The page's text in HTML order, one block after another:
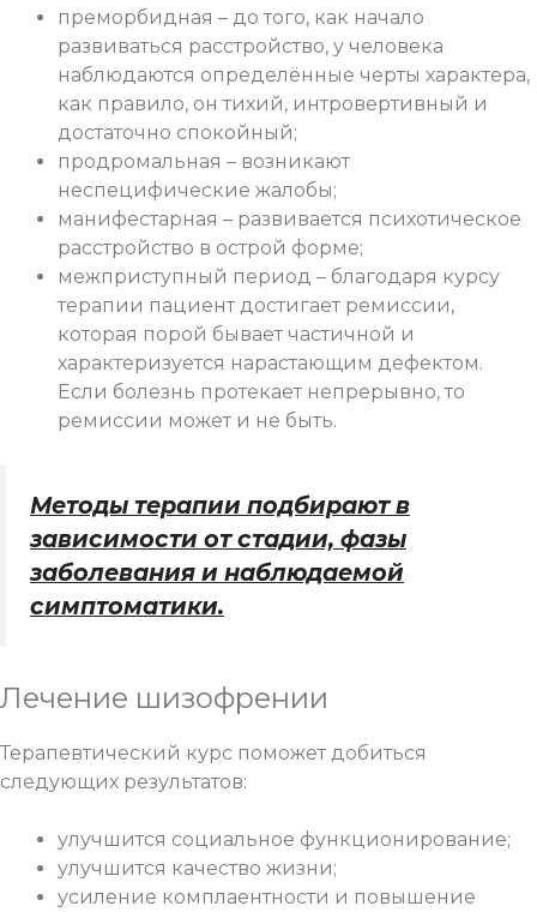
преморбидная – до того, как начало
развиваться расстройство, у человека
наблюдаются определённые черты характера,
как правило, он тихий, интровертивный и
достаточно спокойный;
продромальная – возникают
неспецифические жалобы;
манифестарная – развивается психотическое
расстройство в острой форме;
межприступный период – благодаря курсу
терапии пациент достигает ремиссии,
которая порой бывает частичной и
характеризуется нарастающим дефектом.
Если болезнь протекает непрерывно, то
ремиссии может и не быть.
Методы терапии подбирают в
зависимости от стадии, фазы
заболевания и наблюдаемой
симптоматики.
Лечение шизофрении
Терапевтический курс поможет добиться
следующих результатов:
улучшится социальное функционирование;
улучшится качество жизни;
усиление комплаентности и повышение